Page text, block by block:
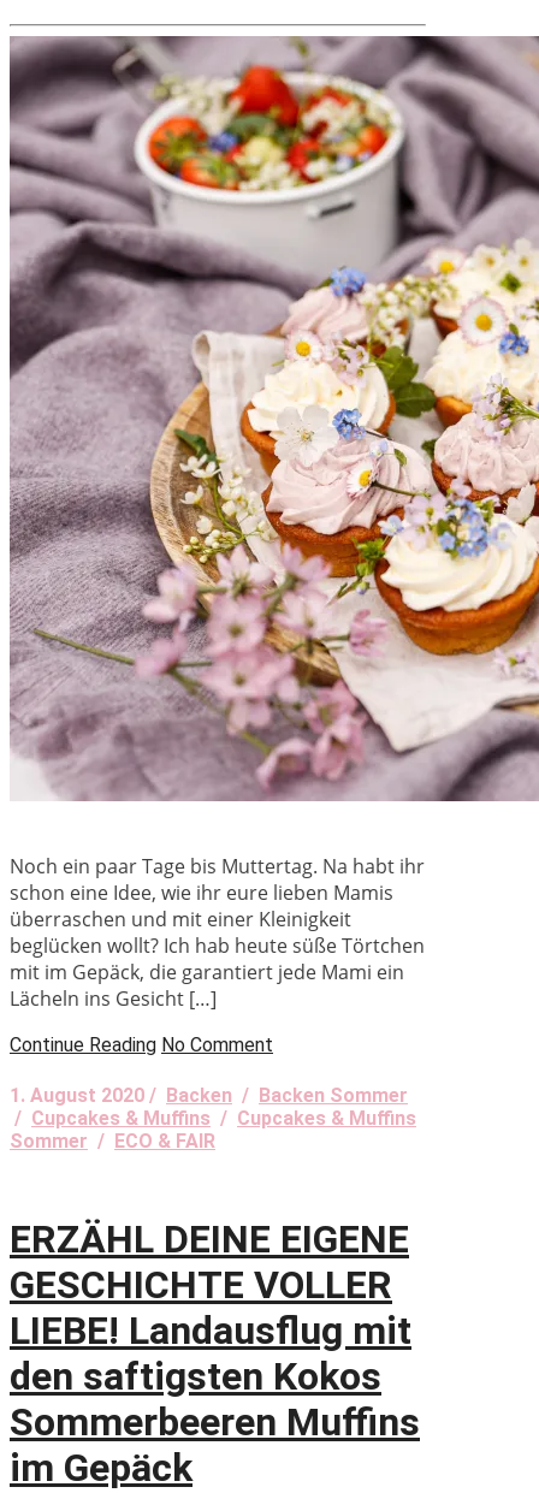
Noch ein paar Tage bis Muttertag. Na habt ihr
schon eine Idee, wie ihr eure lieben Mamis
überraschen und mit einer Kleinigkeit
beglücken wollt? Ich hab heute süße Törtchen
mit im Gepäck, die garantiert jede Mami ein
Lächeln ins Gesicht […]
Continue Reading No Comment
1. August 2020 / Backen / Backen Sommer
/ Cupcakes & Muffins / Cupcakes & Muffins
Sommer / ECO & FAIR
ERZÄHL DEINE EIGENE
GESCHICHTE VOLLER
LIEBE! Landausflug mit
den saftigsten Kokos
Sommerbeeren Muffins
im Gepäck